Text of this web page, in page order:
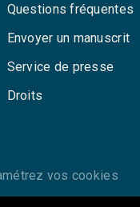
Questions fréquentes
Envoyer un manuscrit
Service de presse
Droits
vos cookies